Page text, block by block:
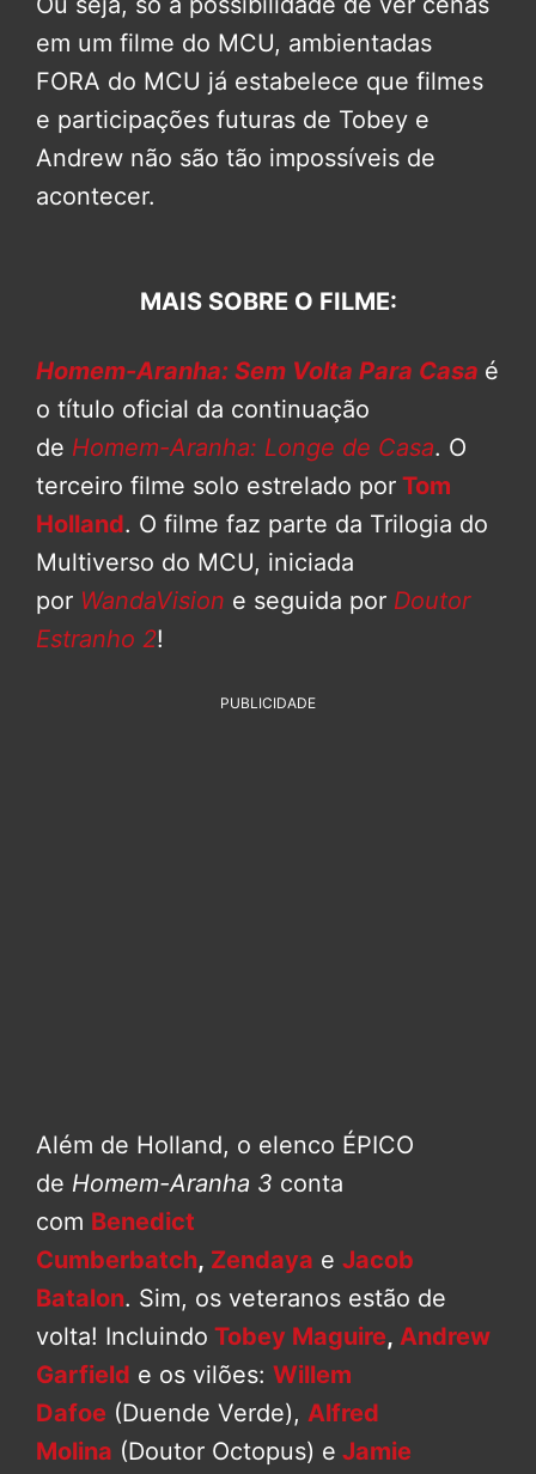
em um filme do MCU, ambientadas
FORA do MCU já estabelece que filmes
e participações futuras de Tobey e
Andrew não são tão impossíveis de
acontecer.
MAIS SOBRE O FILME:
Homem-Aranha: Sem Volta Para Casa é
o título oficial da continuação
de Homem-Aranha: Longe de Casa. O
terceiro filme solo estrelado por Tom
Holland. O filme faz parte da Trilogia do
Multiverso do MCU, iniciada
por WandaVision e seguida por Doutor
Estranho 2!
PUBLICIDADE
Além de Holland, o elenco ÉPICO
de Homem-Aranha 3 conta
com Benedict
Cumberbatch, Zendaya e Jacob
Batalon. Sim, os veteranos estão de
volta! Incluindo Tobey Maguire, Andrew
Garfield e os vilões: Willem
Dafoe (Duende Verde), Alfred
Molina (Doutor Octopus) e Jamie